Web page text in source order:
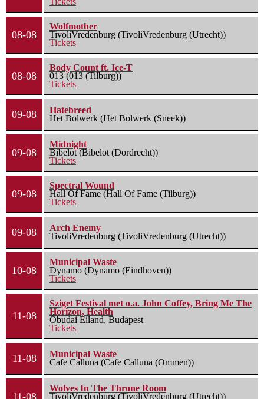
08-08
Wolfmother
TivoliVredenburg (TivoliVredenburg (Utrecht))
Tickets
08-08
Body Count ft. Ice-T
013 (013 (Tilburg))
Tickets
09-08
Hatebreed
Het Bolwerk (Het Bolwerk (Sneek))
09-08
Midnight
Bibelot (Bibelot (Dordrecht))
Tickets
09-08
Spectral Wound
Hall Of Fame (Hall Of Fame (Tilburg))
Tickets
09-08
Arch Enemy
TivoliVredenburg (TivoliVredenburg (Utrecht))
10-08
Municipal Waste
Dynamo (Dynamo (Eindhoven))
Tickets
11-08
Sziget Festival met o.a. John Coffey, Bring Me The
Horizon, Health
Óbudai Eiland, Budapest
Tickets
11-08
Municipal Waste
Cafe Calluna (Cafe Calluna (Ommen))
Wolves In The Throne Room
TivoliVredenburg (TivoliVredenburg (Utrecht))